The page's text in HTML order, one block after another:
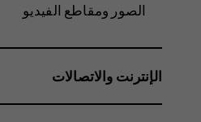
الصور ومقاطع الفيديو
الإنترنت والاتصالات